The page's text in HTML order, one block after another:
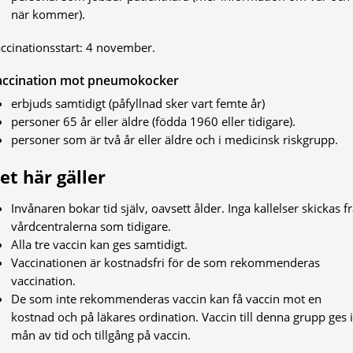
när kommer).
4 november.
mot pneumokocker
erbjuds samtidigt (påfyllnad sker vart femte år)
personer 65 år eller äldre (födda 1960 eller tidigare).
personer som är två år eller äldre och i medicinsk riskgrupp.
här gäller
Invånaren bokar tid själv, oavsett ålder. Inga kallelser skickas
vårdcentralerna som tidigare.
Alla tre vaccin kan ges samtidigt.
Vaccinationen är kostnadsfri för de som rekommenderas
vaccination.
De som inte rekommenderas vaccin kan få vaccin mot en
kostnad och på läkares ordination. Vaccin till denna grupp ges i
mån av tid och tillgång på vaccin.